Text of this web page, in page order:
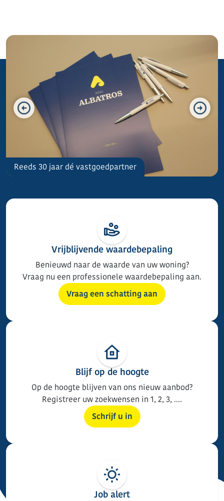
De Panne
Investeren aan de Belgische kust.
Reeds 30 jaar dé vastgoedpartner
Vrijblijvende waardebepaling
Benieuwd naar de waarde van uw woning?
Vraag nu een professionele waardebepaling aan.
Vraag een schatting aan
Blijf op de hoogte
Op de hoogte blijven van ons nieuw aanbod?
Registreer uw zoekwensen in 1, 2, 3, ....
Schrijf u in
Job alert